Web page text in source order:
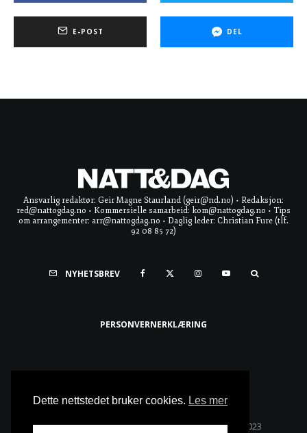
E-POST DEL
Ansvarlig redaktør: Geir Magne Staurland (geir@nd.no) • Redaksjon:
red@nattogdag.no • Kommersielle samarbeid: kom@nattogdag.no • Tips
om arrangementer: arr@nattogdag.no • Daglig leder: Christian Fure (tlf.
92 08 85 72)
NYHETSBREV
PERSONVERNERKLÆRING
Alle rettigheter reservert • Copyright © Natt & Dag 2023
Dette nettstedet bruker cookies. Les mer